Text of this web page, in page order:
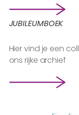
JUBILEUMBOEK
Hier vind je een
ons rijke archief